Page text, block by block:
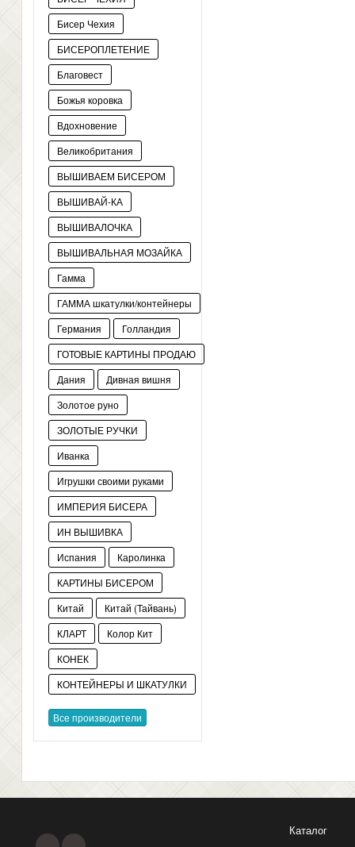
Бисер Чехия
БИСЕРОПЛЕТЕНИЕ
Благовест
Божья коровка
Вдохновение
Великобритания
ВЫШИВАЕМ БИСЕРОМ
ВЫШИВАЙ-КА
ВЫШИВАЛОЧКА
ВЫШИВАЛЬНАЯ МОЗАЙКА
Гамма
ГАММА шкатулки/контейнеры
Германия
Голландия
ГОТОВЫЕ КАРТИНЫ ПРОДАЮ
Дания
Дивная вишня
Золотое руно
ЗОЛОТЫЕ РУЧКИ
Иванка
Игрушки своими руками
ИМПЕРИЯ БИСЕРА
ИН ВЫШИВКА
Испания
Каролинка
КАРТИНЫ БИСЕРОМ
Китай
Китай (Тайвань)
КЛАРТ
Колор Кит
КОНЕК
КОНТЕЙНЕРЫ И ШКАТУЛКИ
Все производители
Каталог